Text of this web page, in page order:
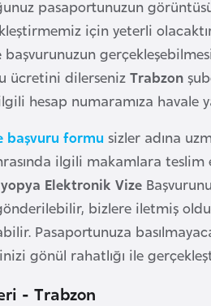
pasaportunuzun
için yeterli
başvurunuzun
ücretini dilersenizTrabzon
hesap numaramıza havale
başvuru formu sizler adına
ilgili makamlara
Elektronik Vize
bizlere iletmiş
Pasaportunuza
gönül rahatlığı ile
- Trabzon